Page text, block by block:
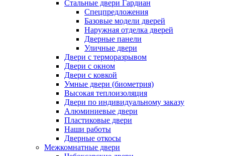
Стальные двери Гардиан
Спецпредложения
Базовые модели дверей
Наружная отделка дверей
Дверные панели
Уличные двери
Двери с терморазрывом
Двери с окном
Двери с ковкой
Умные двери (биометрия)
Высокая теплоизоляция
Двери по индивидуальному заказу
Алюминиевые двери
Пластиковые двери
Наши работы
Дверные откосы
Межкомнатные двери